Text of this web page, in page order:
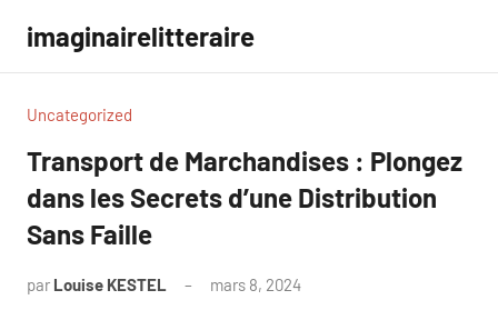
contenu
imaginairelitteraire
Uncategorized
Transport de Marchandises : Plongez
dans les Secrets d’une Distribution
Sans Faille
par Louise KESTEL mars 8, 2024